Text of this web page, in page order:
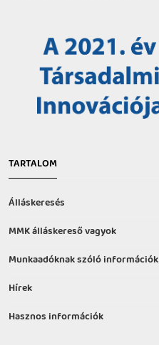
TARTALOM
Álláskeresés
MMK álláskereső vagyok
Munkaadóknak szóló információk
Hírek
Hasznos információk